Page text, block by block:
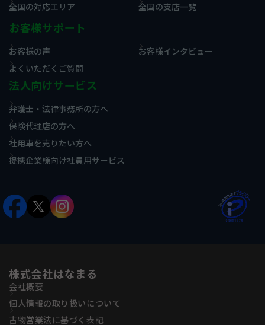
全国の対応エリア 全国の支店一覧
お客様サポート
お客様の声
お客様インタビュー
よくいただくご質問
法人向けサービス
弁護士・法律事務所の方へ
保険代理店の方へ
社用車を売りたい方へ
提携企業様向け社員用サービス
株式会社はなまる
会社概要
個人情報の取り扱いについて
古物営業法に基づく表記